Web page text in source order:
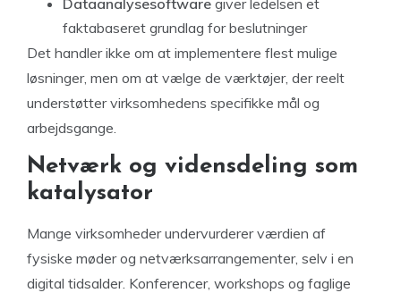
faktabaseret grundlag for beslutninger
Det handler ikke om at implementere flest mulige
løsninger, men om at vælge de værktøjer, der reelt
understøtter virksomhedens specifikke mål og
arbejdsgange.
Netværk og vidensdeling som
katalysator
Mange virksomheder undervurderer værdien af
fysiske møder og netværksarrangementer, selv i en
digital tidsalder. Konferencer, workshops og faglige